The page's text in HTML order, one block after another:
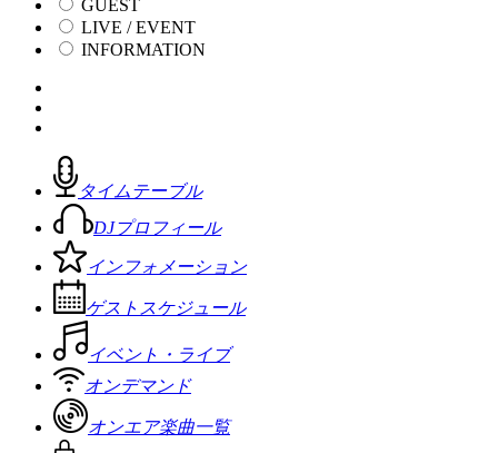
GUEST
LIVE / EVENT
INFORMATION
タイムテーブル
DJプロフィール
インフォメーション
ゲストスケジュール
イベント・ライブ
オンデマンド
オンエア楽曲一覧